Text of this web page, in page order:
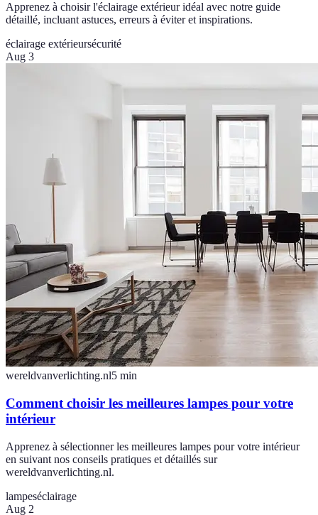
Apprenez à choisir l'éclairage extérieur idéal avec notre guide
détaillé, incluant astuces, erreurs à éviter et inspirations.
éclairage extérieursécurité
Aug 3
wereldvanverlichting.nl5 min
Comment choisir les meilleures lampes pour votre
intérieur
Apprenez à sélectionner les meilleures lampes pour votre intérieur
en suivant nos conseils pratiques et détaillés sur
wereldvanverlichting.nl.
lampeséclairage
Aug 2